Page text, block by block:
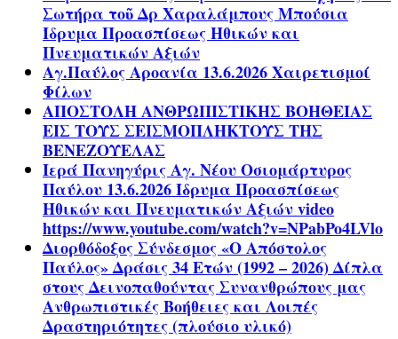
Σωτήρα τοῦ Δρ Χαραλάμπους Μπούσια
Ίδρυμα Προασπίσεως Ηθικών και
Πνευματικών Αξιών
Αγ.Παύλος Αροανία 13.6.2026 Χαιρετισμοί
Φίλων
ΑΠΟΣΤΟΛΗ ΑΝΘΡΩΠΙΣΤΙΚΗΣ ΒΟΗΘΕΙΑΣ
ΕΙΣ ΤΟΥΣ ΣΕΙΣΜΟΠΛΗΚΤΟΥΣ ΤΗΣ
ΒΕΝΕΖΟΥΕΛΑΣ
Ιερά Πανηγύρις Αγ. Νέου Οσιομάρτυρος
Παύλου 13.6.2026 Ίδρυμα Προασπίσεως
Ηθικών και Πνευματικών Αξιών video
https://www.youtube.com/watch?v=NPabPo4LVlo
Διορθόδοξος Σύνδεσμος «Ο Απόστολος
Παύλος» Δράσις 34 Ετών (1992 – 2026) Δίπλα
στους Δεινοπαθούντας Συνανθρώπους μας
Ανθρωπιστικές Βοήθειες και Λοιπές
Δραστηριότητες (πλούσιο υλικό)